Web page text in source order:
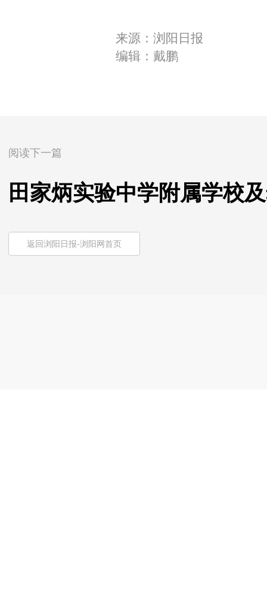
来源：浏阳日报
编辑：戴鹏
阅读下一篇
田家炳实验中学附属学校
返回浏阳日报-浏阳网首页